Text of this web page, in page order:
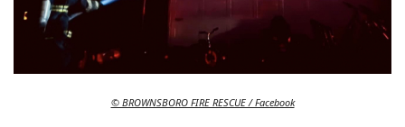
© BROWNSBORO FIRE RESCUE / Facebook